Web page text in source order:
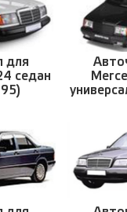
для
седан